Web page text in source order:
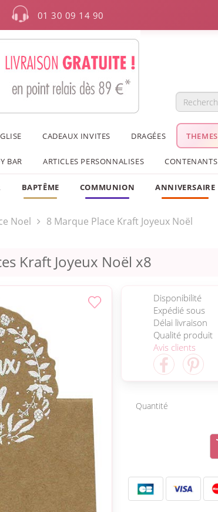
01 30 09 14 90
CADEAUX INVITES DRAGÉES THEMES
BAR ARTICLES PERSONNALISES CONTENANTS
BAPTÊME COMMUNION ANNIVERSAIRE
Noel 8 Marque Place Kraft Joyeux Noël
Kraft Joyeux Noël x8
Disponibilité
Expédié sous
Délai livraison
Qualité produit
Avis clients
Quantité